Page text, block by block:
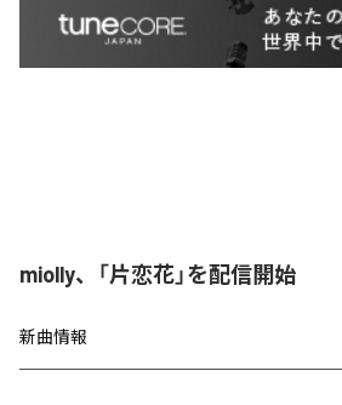
miolly、「片恋花」を配信開始
新曲情報